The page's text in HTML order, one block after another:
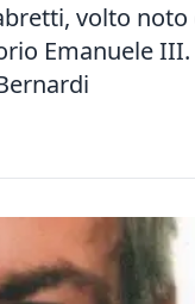
volto
Emanuele